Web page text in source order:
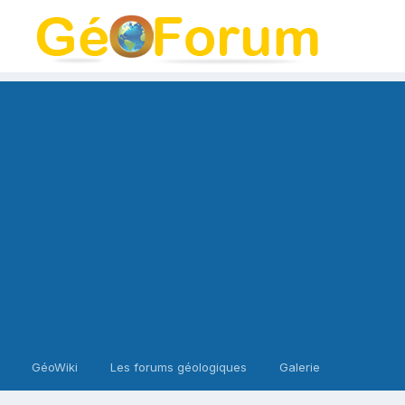
GéoWiki Les forums géologiques Galerie